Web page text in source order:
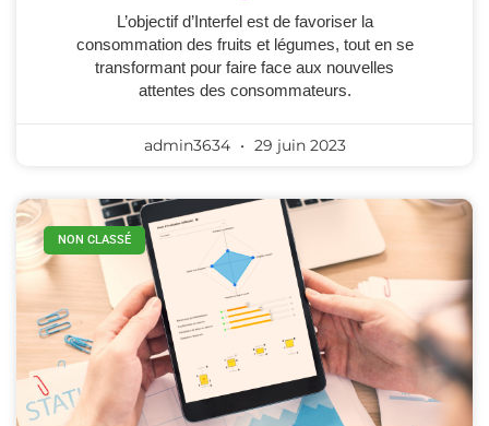
L’objectif d’Interfel est de favoriser la
consommation des fruits et légumes, tout en se
transformant pour faire face aux nouvelles
attentes des consommateurs.
admin3634 29 juin 2023
NON CLASSÉ